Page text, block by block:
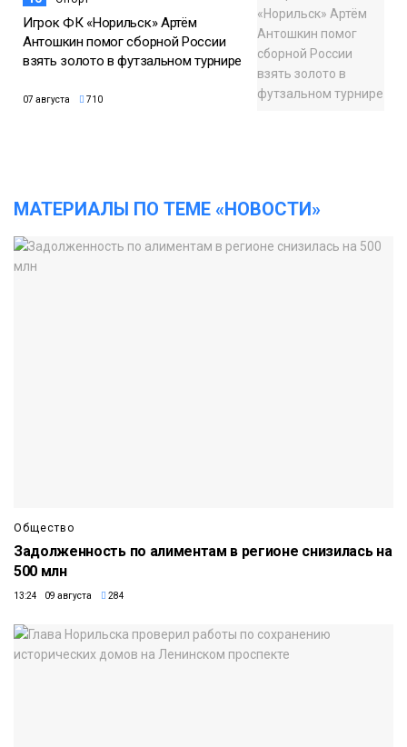
Игрок ФК «Норильск» Артём
Антошкин помог сборной России
взять золото в футзальном турнире
07 августа 710
МАТЕРИАЛЫ ПО ТЕМЕ «НОВОСТИ»
Общество
Задолженность по алиментам в регионе снизилась на
500 млн
13:24 09 августа 284